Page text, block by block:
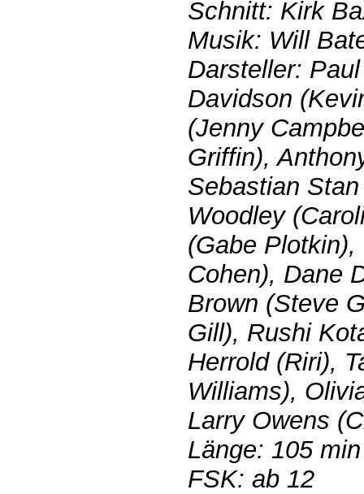
Schnitt: Kirk
Musik: Will
Darsteller:
Davidson
(Jenny
Griffin),
Sebastian
Woodley
(Gabe
Cohen), Dane
Brown (Steve
Gill), Rushi
Herrold (Riri),
Williams),
Larry Owens
Länge: 105 min
FSK: ab 12